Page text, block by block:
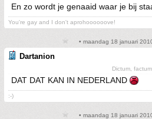
En zo wordt je genaaid waar je bij
You're gay and I don't aprohoooooove!
• maandag 18 januari
Dartanion
Dictum, factum
DAT DAT KAN IN NEDERLAND
:-)
• maandag 18 januari